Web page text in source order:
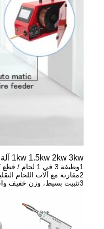
1kw 1.5kw 2kw 3kw آلة لحام ليزر يدوية للصلب المقاوم للصدأ
1وظيفة 3 في 1 لحام / قطع / تنظيف
2مقارنة مع آلات اللحام التقليدية ، اللحام بالليزر سريع وفعال وآمن وصديق للبيئة
3تثبيت بسيط، وزن خفيف واستهلاك طاقة منخفض